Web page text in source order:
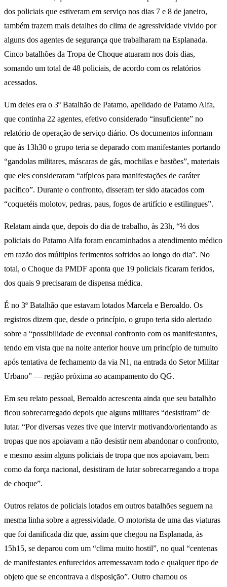
dos policiais que estiveram em serviço nos dias 7 e 8 de janeiro,
também trazem mais detalhes do clima de agressividade vivido por
alguns dos agentes de segurança que trabalharam na Esplanada.
Cinco batalhões da Tropa de Choque atuaram nos dois dias,
somando um total de 48 policiais, de acordo com os relatórios
acessados.
Um deles era o 3º Batalhão de Patamo, apelidado de Patamo Alfa,
que continha 22 agentes, efetivo considerado “insuficiente” no
relatório de operação de serviço diário. Os documentos informam
que às 13h30 o grupo teria se deparado com manifestantes portando
“gandolas militares, máscaras de gás, mochilas e bastões”, materiais
que eles consideraram “atípicos para manifestações de caráter
pacífico”. Durante o confronto, disseram ter sido atacados com
“coquetéis molotov, pedras, paus, fogos de artifício e estilingues”.
Relatam ainda que, depois do dia de trabalho, às 23h, “⅔ dos
policiais do Patamo Alfa foram encaminhados a atendimento médico
em razão dos múltiplos ferimentos sofridos ao longo do dia”. No
total, o Choque da PMDF aponta que 19 policiais ficaram feridos,
dos quais 9 precisaram de dispensa médica.
É no 3º Batalhão que estavam lotados Marcela e Beroaldo. Os
registros dizem que, desde o princípio, o grupo teria sido alertado
sobre a “possibilidade de eventual confronto com os manifestantes,
tendo em vista que na noite anterior houve um princípio de tumulto
após tentativa de fechamento da via N1, na entrada do Setor Militar
Urbano” — região próxima ao acampamento do QG.
Em seu relato pessoal, Beroaldo acrescenta ainda que seu batalhão
ficou sobrecarregado depois que alguns militares “desistiram” de
lutar. “Por diversas vezes tive que intervir motivando/orientando as
tropas que nos apoiavam a não desistir nem abandonar o confronto,
e mesmo assim alguns policiais de tropa que nos apoiavam, bem
como da força nacional, desistiram de lutar sobrecarregando a tropa
de choque”.
Outros relatos de policiais lotados em outros batalhões seguem na
mesma linha sobre a agressividade. O motorista de uma das viaturas
que foi danificada diz que, assim que chegou na Esplanada, às
15h15, se deparou com um “clima muito hostil”, no qual “centenas
de manifestantes enfurecidos arremessavam todo e qualquer tipo de
objeto que se encontrava a disposição”. Outro chamou os